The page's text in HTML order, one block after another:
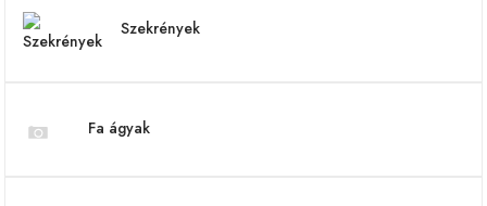
Szekrények
Fa ágyak